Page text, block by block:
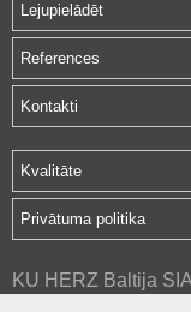
Lejupielādēt
References
Kontakti
Kvalitāte
Privātuma politika
KU HERZ Baltija SIA